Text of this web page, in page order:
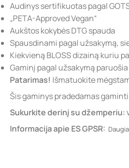
Audinys sertifikuotas pagal
„PETA-Approved Vegan“
Aukštos kokybės DTG spauda
Spausdinami pagal užsakymą,
Kiekvieną BLOSS dizainą kuriu
Gaminį pagal užsakymą
Patarimas! Išmatuokite
Šis gaminys pradedamas
Sukurkite derinį su džemperiu:
Informacija apie ES GPSR: